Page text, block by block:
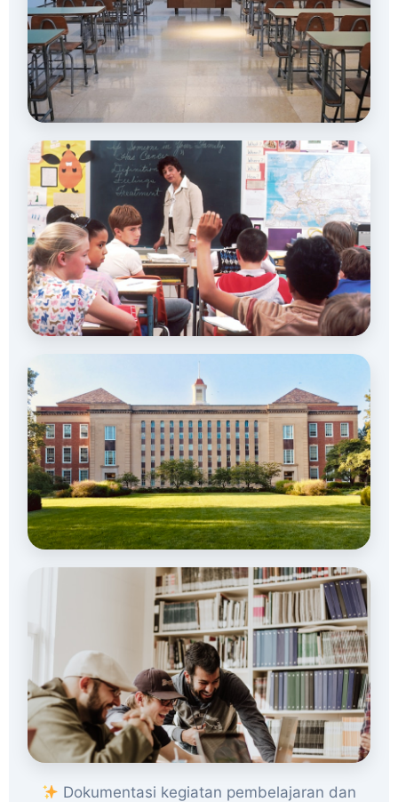
Dokumentasi kegiatan pembelajaran dan